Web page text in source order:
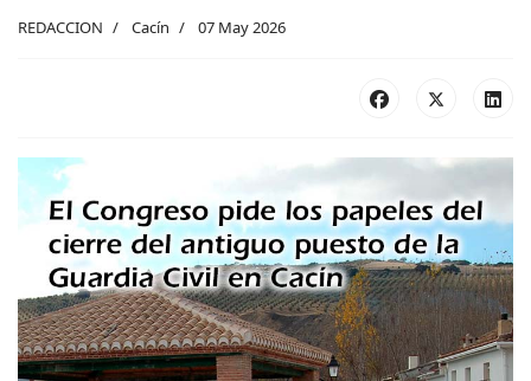
REDACCION Cacín 07 May 2026